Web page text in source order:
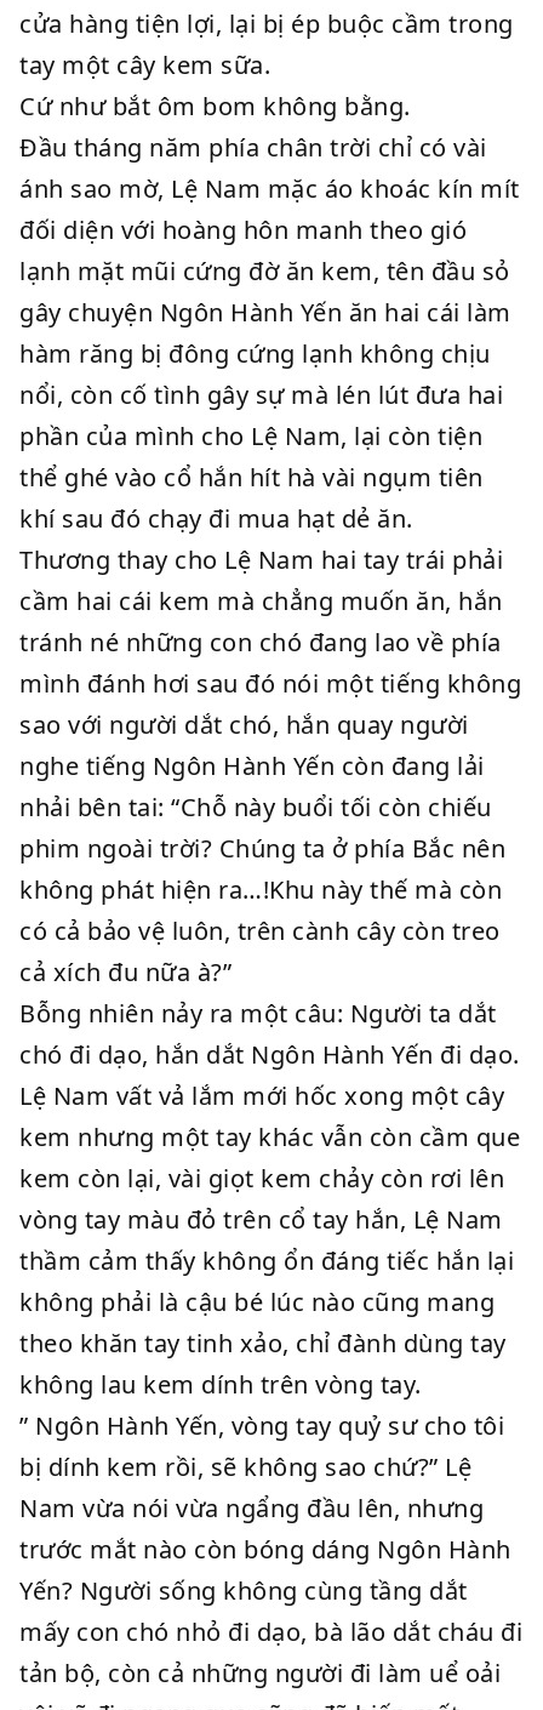
cửa hàng tiện lợi, lại bị ép buộc cầm trong
tay một cây kem sữa.
Cứ như bắt ôm bom không bằng.
Đầu tháng năm phía chân trời chỉ có vài
ánh sao mờ, Lệ Nam mặc áo khoác kín mít
đối diện với hoàng hôn manh theo gió
lạnh mặt mũi cứng đờ ăn kem, tên đầu sỏ
gây chuyện Ngôn Hành Yến ăn hai cái làm
hàm răng bị đông cứng lạnh không chịu
nổi, còn cố tình gây sự mà lén lút đưa hai
phần của mình cho Lệ Nam, lại còn tiện
thể ghé vào cổ hắn hít hà vài ngụm tiên
khí sau đó chạy đi mua hạt dẻ ăn.
Thương thay cho Lệ Nam hai tay trái phải
cầm hai cái kem mà chẳng muốn ăn, hắn
tránh né những con chó đang lao về phía
mình đánh hơi sau đó nói một tiếng không
sao với người dắt chó, hắn quay người
nghe tiếng Ngôn Hành Yến còn đang lải
nhải bên tai: “Chỗ này buổi tối còn chiếu
phim ngoài trời? Chúng ta ở phía Bắc nên
không phát hiện ra…!Khu này thế mà còn
có cả bảo vệ luôn, trên cành cây còn treo
cả xích đu nữa à?”
Bỗng nhiên nảy ra một câu: Người ta dắt
chó đi dạo, hắn dắt Ngôn Hành Yến đi dạo.
Lệ Nam vất vả lắm mới hốc xong một cây
kem nhưng một tay khác vẫn còn cầm que
kem còn lại, vài giọt kem chảy còn rơi lên
vòng tay màu đỏ trên cổ tay hắn, Lệ Nam
thầm cảm thấy không ổn đáng tiếc hắn lại
không phải là cậu bé lúc nào cũng mang
theo khăn tay tinh xảo, chỉ đành dùng tay
không lau kem dính trên vòng tay.
” Ngôn Hành Yến, vòng tay quỷ sư cho tôi
bị dính kem rồi, sẽ không sao chứ?” Lệ
Nam vừa nói vừa ngẩng đầu lên, nhưng
trước mắt nào còn bóng dáng Ngôn Hành
Yến? Người sống không cùng tầng dắt
mấy con chó nhỏ đi dạo, bà lão dắt cháu đi
tản bộ, còn cả những người đi làm uể oải